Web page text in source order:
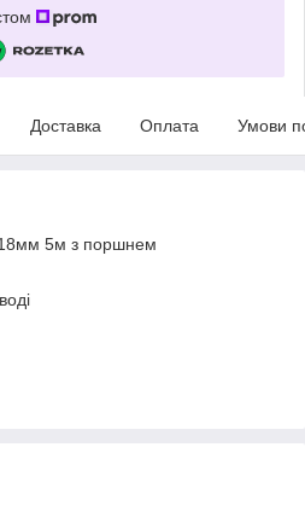
Доставка Оплата Умови
18мм 5м з поршнем